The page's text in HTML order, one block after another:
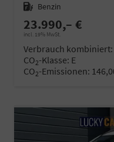
Kraftstoff Benzin
23.990,– €
incl. 19% MwSt.
Verbrauch kombiniert:
CO2-Klasse: E
CO2-Emissionen: